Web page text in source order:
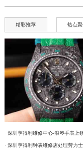
精彩推荐 热点